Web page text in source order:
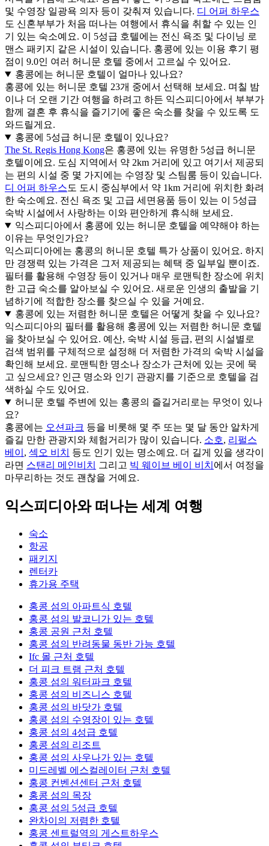
및 수영장 일광욕 의자 등이 갖춰져 있습니다. 디 어퍼 하우스
도 신혼부부가 처음 떠나는 여행에서 휴식을 취할 수 있는 인
기 있는 숙소예요. 이 5성급 호텔에는 전신 욕조 및 다이닝 로
맨스 패키지 같은 시설이 있습니다. 홍콩에 있는 이용 후기 평
점이 9.0인 여러 허니문 호텔 중에서 고르실 수 있어요.
홍콩에는 허니문 호텔이 얼마나 있나요?
홍콩에 있는 허니문 호텔 23개 중에서 선택해 보세요. 며칠 밤
이나 더 오랜 기간 여행을 하려고 하든 익스피디아에서 부부가
함께 결혼 후 휴식을 즐기기에 좋은 숙소를 찾을 수 있도록 도
와드릴게요.
홍콩에 5성급 허니문 호텔이 있나요?
The St. Regis Hong Kong은 홍콩에 있는 유명한 5성급 허니문
호텔이에요. 도심 지역에서 약 2km 거리에 있고 여기서 제공되
는 편의 시설 중 몇 가지에는 수영장 및 스팀룸 등이 있습니다.
디 어퍼 하우스도 도시 중심부에서 약 1km 거리에 위치한 화려
한 숙소예요. 전신 욕조 및 고급 세면용품 등이 있는 이 5성급
숙박 시설에서 사랑하는 이와 편안하게 휴식해 보세요.
익스피디아에서 홍콩에 있는 허니문 호텔을 예약해야 하는
이유는 무엇인가요?
익스피디아에는 홍콩의 허니문 호텔 특가 상품이 있어요. 하지
만 경쟁력 있는 가격은 그저 제공되는 혜택 중 일부일 뿐이죠.
필터를 활용해 수영장 등이 있거나 매우 로맨틱한 장소에 위치
한 고급 숙소를 알아보실 수 있어요. 새로운 인생의 출발을 기
념하기에 적합한 장소를 찾으실 수 있을 거예요.
홍콩에 있는 저렴한 허니문 호텔은 어떻게 찾을 수 있나요?
익스피디아의 필터를 활용해 홍콩에 있는 저렴한 허니문 호텔
을 찾아보실 수 있어요. 예산, 숙박 시설 등급, 편의 시설별로
검색 범위를 구체적으로 설정해 더 저렴한 가격의 숙박 시설을
확인해 보세요. 로맨틱한 명소나 장소가 근처에 있는 곳에 묵
고 싶으세요? 인근 명소와 인기 관광지를 기준으로 호텔을 검
색하실 수도 있어요.
허니문 호텔 주변에 있는 홍콩의 즐길거리로는 무엇이 있나
요?
홍콩에는 오션파크 등을 비롯해 몇 주 또는 몇 달 동안 알차게
즐길 만한 관광지와 체험거리가 많이 있습니다. 소호, 리펄스
베이 , 섹오 비치
등도 인기 있는 명소예요. 더 길게 있을 생각이
라면 스탠리 메인비치 그리고 빅 웨이브 베이 비치 에서 여정을
마무리하는 것도 괜찮을 거예요.
익스피디아와 떠나는 세계 여행
숙소
항공
패키지
렌터카
휴가용 주택
홍콩 섬의 아파트식 호텔
홍콩 섬의 발코니가 있는 호텔
홍콩 공원 근처 호텔
홍콩 섬의 반려동물 동반 가능 호텔
Ifc 몰 근처 호텔
더 피크 트램 근처 호텔
홍콩 섬의 워터파크 호텔
홍콩 섬의 비즈니스 호텔
홍콩 섬의 바닷가 호텔
홍콩 섬의 수영장이 있는 호텔
홍콩 섬의 4성급 호텔
홍콩 섬의 리조트
홍콩 섬의 사우나가 있는 호텔
미드레벨 에스컬레이터 근처 호텔
홍콩 컨벤션센터 근처 호텔
홍콩 섬의 목장
홍콩 섬의 5성급 호텔
완차이의 저렴한 호텔
홍콩 센트럴역의 게스트하우스